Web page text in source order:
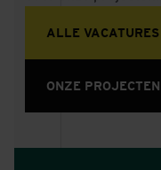
ALLE VACATURES
ONZE PROJECTEN